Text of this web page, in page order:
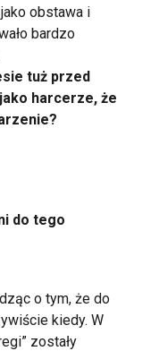
obstawa i
bardzo
tuż przed
harcerze, że
do tego
o tym, że do
kiedy. W
zostały